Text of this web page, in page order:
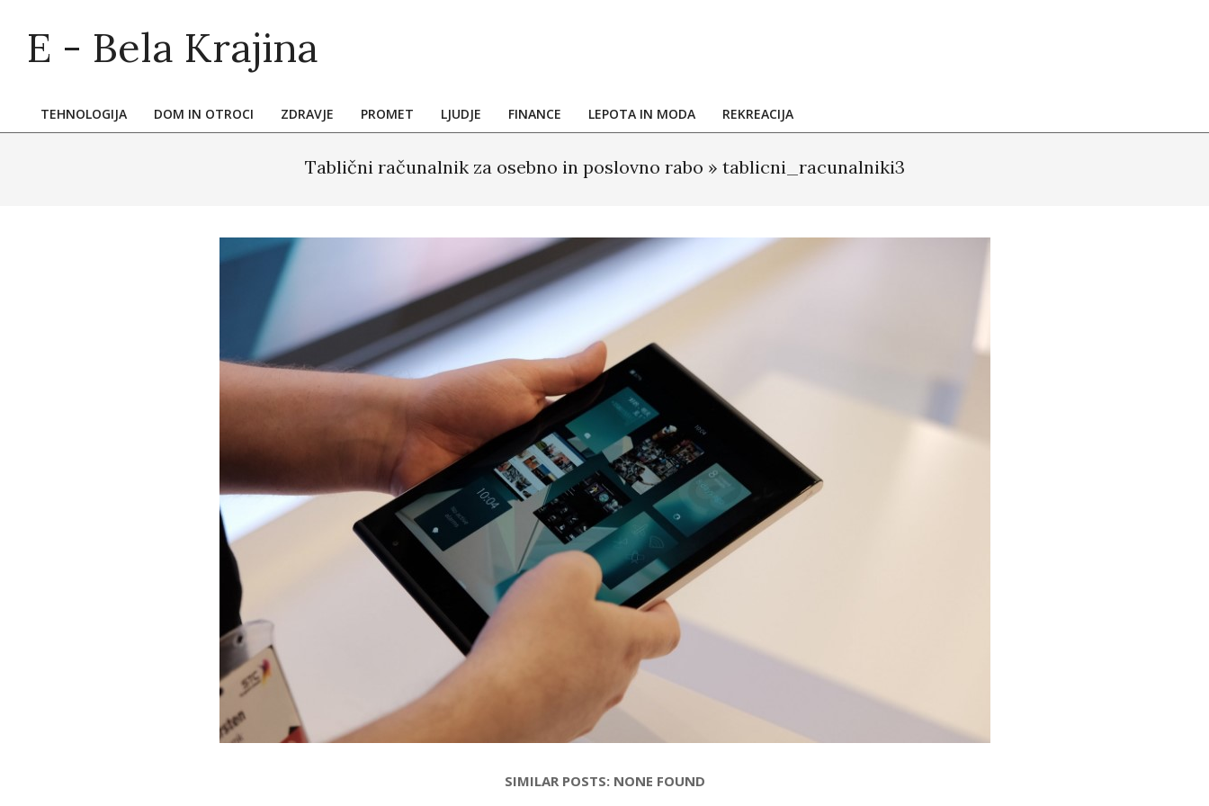
contentE - Bela Krajina
Primary
TEHNOLOGIJA DOM IN OTROCI ZDRAVJE PROMET LJUDJE FINANCE LEPOTA IN MODA REKREACIJA
Tablični računalnik za osebno in poslovno rabo » tablicni_racunalniki3
SIMILAR POSTS: NONE FOUND